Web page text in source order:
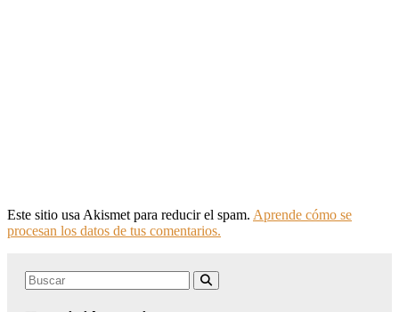
Este sitio usa Akismet para reducir el spam. Aprende cómo se
procesan los datos de tus comentarios.
Search